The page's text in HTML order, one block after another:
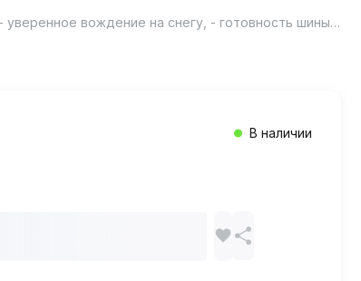
Cordiant Snow Cross – шипованная резина для настоящих зимних условий: - непревзойденное сцепление и безопасность на льду, - уверенное вождение на снегу, - готовность шины к самым суровым зимним условиям.
В наличии